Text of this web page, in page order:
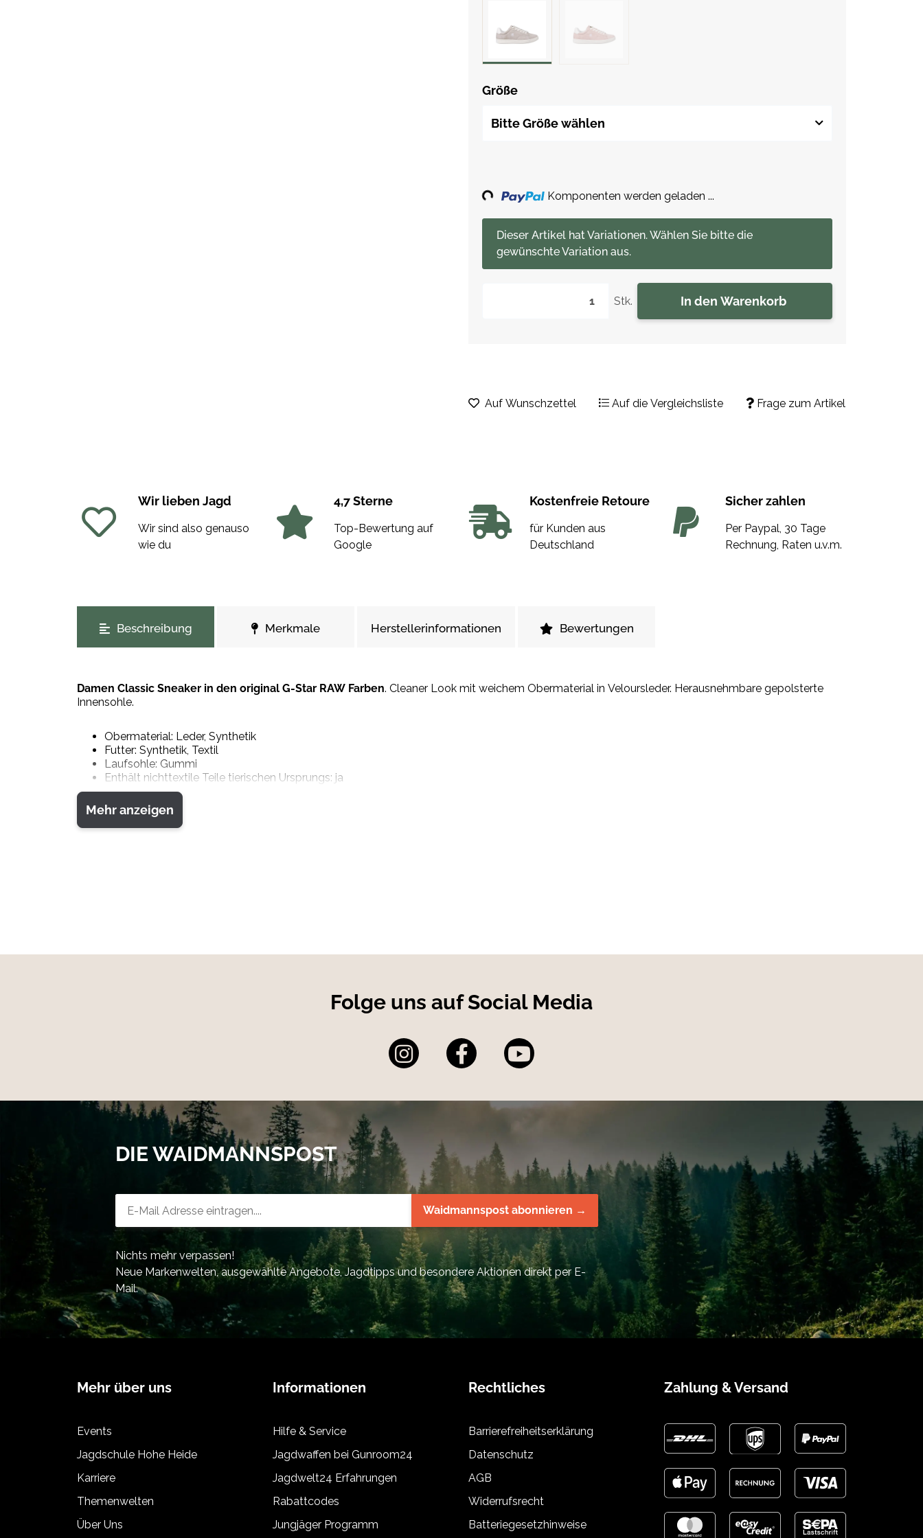
Größe
Bitte Größe wählen
Stk. In den Warenkorb
xDieser Artikel hat Variationen. Wählen Sie bitte die
gewünschte Variation aus.
Loading... Komponenten werden geladen ...
Frage zum Artikel
Auf Wunschzettel Auf die Vergleichsliste
Wir lieben Jagd
Wir sind also genauso
wie du
4,7 Sterne
Top-Bewertung auf
Google
Kostenfreie Retoure
für Kunden aus
Deutschland
Sicher zahlen
Per Paypal, 30 Tage
Rechnung, Raten u.v.m.
Beschreibung Merkmale Herstellerinformationen Bewertungen
Damen Classic Sneaker in den original G-Star RAW Farben. Cleaner Look mit weichem Obermaterial in Veloursleder. Herausnehmbare gepolsterte
Innensohle.
Obermaterial: Leder, Synthetik
Futter: Synthetik, Textil
Laufsohle: Gummi
Enthält nichttextile Teile tierischen Ursprungs: ja
Mehr anzeigen
Folge uns auf Social Media
DIE WAIDMANNSPOST
Waidmannspost abonnieren →
Nichts mehr verpassen!
Neue Markenwelten, ausgewählte Angebote, Jagdtipps und besondere Aktionen direkt per E-
Mail.
Mehr über uns
Events
Jagdschule Hohe Heide
Karriere
Themenwelten
Über Uns
Informationen
Hilfe & Service
Jagdwaffen bei Gunroom24
Jagdwelt24 Erfahrungen
Rabattcodes
Jungjäger Programm
Rechtliches
Barrierefreiheitserklärung
Datenschutz
AGB
Widerrufsrecht
Batteriegesetzhinweise
Zahlung & Versand